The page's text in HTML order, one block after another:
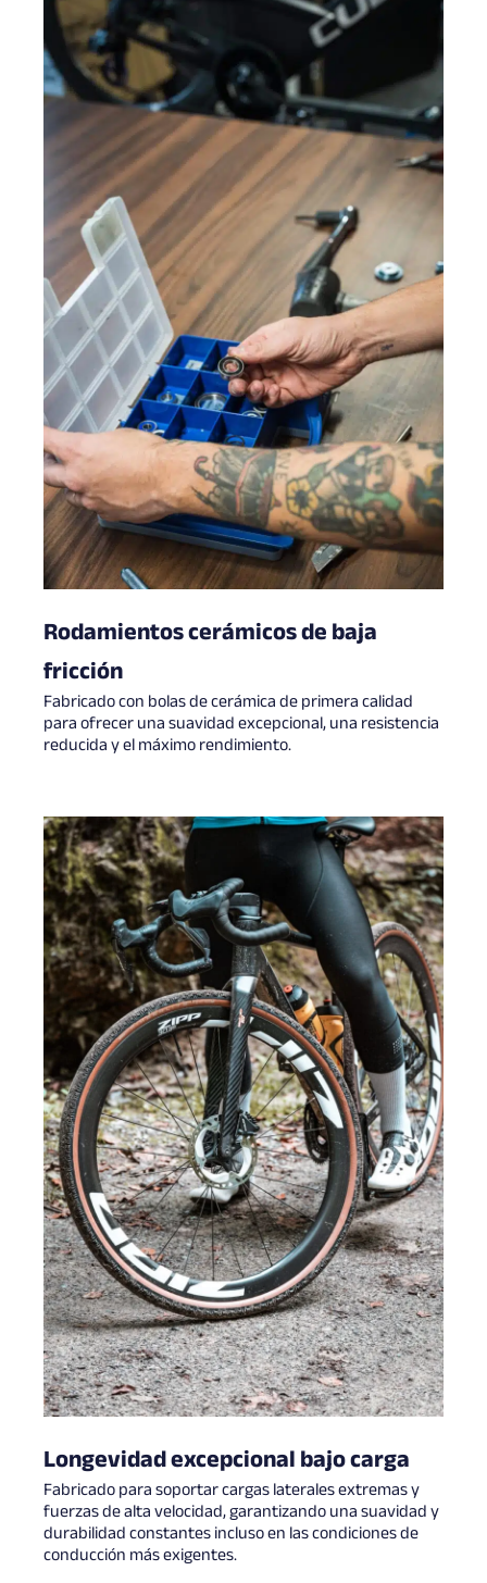
Rodamientos cerámicos de baja
fricción
Fabricado con bolas de cerámica de primera calidad
para ofrecer una suavidad excepcional, una resistencia
reducida y el máximo rendimiento.
Longevidad excepcional bajo carga
Fabricado para soportar cargas laterales extremas y
fuerzas de alta velocidad, garantizando una suavidad y
durabilidad constantes incluso en las condiciones de
conducción más exigentes.